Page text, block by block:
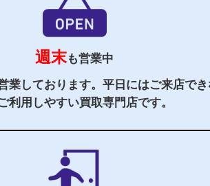
駐車場
施設駐車場をご利用ください。